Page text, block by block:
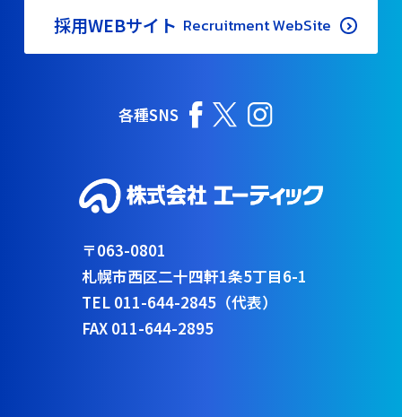
採用WEBサイト Recruitment WebSite
各種SNS
〒063-0801
札幌市西区二十四軒1条5丁目6-1
TEL 011-644-2845（代表）
FAX 011-644-2895